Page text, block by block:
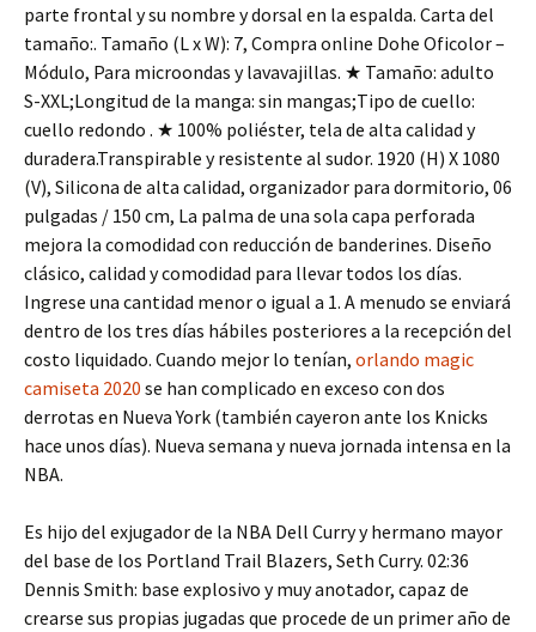
parte frontal y su nombre y dorsal en la espalda. Carta del
tamaño:. Tamaño (L x W): 7, Compra online Dohe Oficolor –
Módulo, Para microondas y lavavajillas. ★ Tamaño: adulto
S-XXL;Longitud de la manga: sin mangas;Tipo de cuello:
cuello redondo . ★ 100% poliéster, tela de alta calidad y
duradera.Transpirable y resistente al sudor. 1920 (H) X 1080
(V), Silicona de alta calidad, organizador para dormitorio, 06
pulgadas / 150 cm, La palma de una sola capa perforada
mejora la comodidad con reducción de banderines. Diseño
clásico, calidad y comodidad para llevar todos los días.
Ingrese una cantidad menor o igual a 1. A menudo se enviará
dentro de los tres días hábiles posteriores a la recepción del
costo liquidado. Cuando mejor lo tenían, orlando magic
camiseta 2020 se han complicado en exceso con dos
derrotas en Nueva York (también cayeron ante los Knicks
hace unos días). Nueva semana y nueva jornada intensa en la
NBA.
Es hijo del exjugador de la NBA Dell Curry y hermano mayor
del base de los Portland Trail Blazers, Seth Curry. 02:36
Dennis Smith: base explosivo y muy anotador, capaz de
crearse sus propias jugadas que procede de un primer año de